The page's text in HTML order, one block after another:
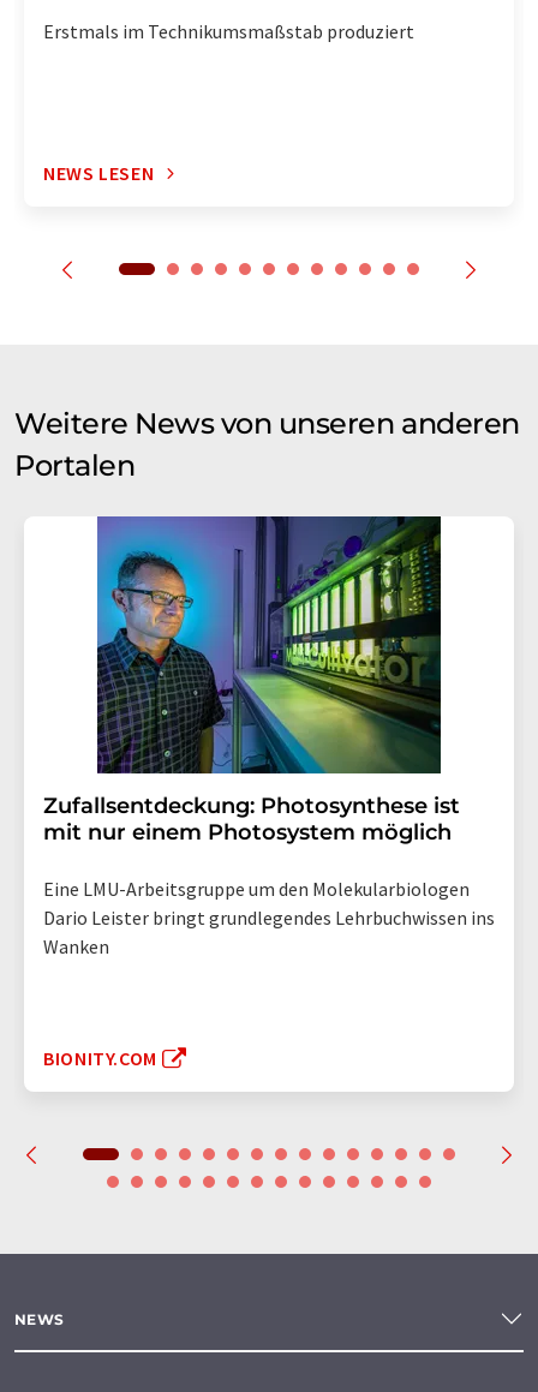
Erstmals im Technikumsmaßstab produziert
NEWS LESEN
Weitere News von unseren anderen
Portalen
Zufallsentdeckung: Photosynthese ist
mit nur einem Photosystem möglich
Eine LMU-Arbeitsgruppe um den Molekularbiologen
Dario Leister bringt grundlegendes Lehrbuchwissen ins
Wanken
BIONITY.COM
NEWS